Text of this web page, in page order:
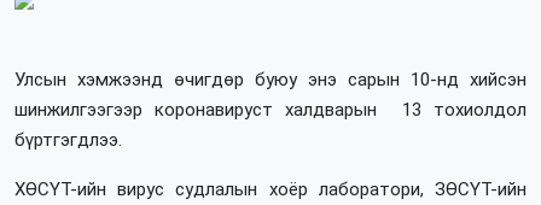
Улсын хэмжээнд өчигдөр буюу энэ сарын 10-нд хийсэн
шинжилгээгээр коронавируст халдварын 13 тохиолдол
бүртгэгдлээ.
ХӨСҮТ-ийн вирус судлалын хоёр лаборатори, ЗӨСҮТ-ийн